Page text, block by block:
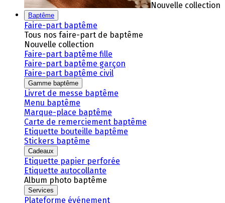
Nouvelle collection
Baptême
Faire-part baptême
Tous nos faire-part de baptême
Nouvelle collection
Faire-part baptême fille
Faire-part baptême garçon
Faire-part baptême civil
Gamme baptême
Livret de messe baptême
Menu baptême
Marque-place baptême
Carte de remerciement baptême
Etiquette bouteille baptême
Stickers baptême
Cadeaux
Etiquette papier perforée
Etiquette autocollante
Album photo baptême
Services
Plateforme événement